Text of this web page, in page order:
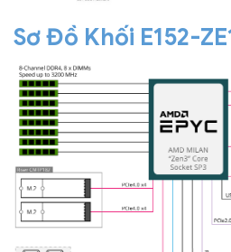
Sơ Đồ Khối E152-